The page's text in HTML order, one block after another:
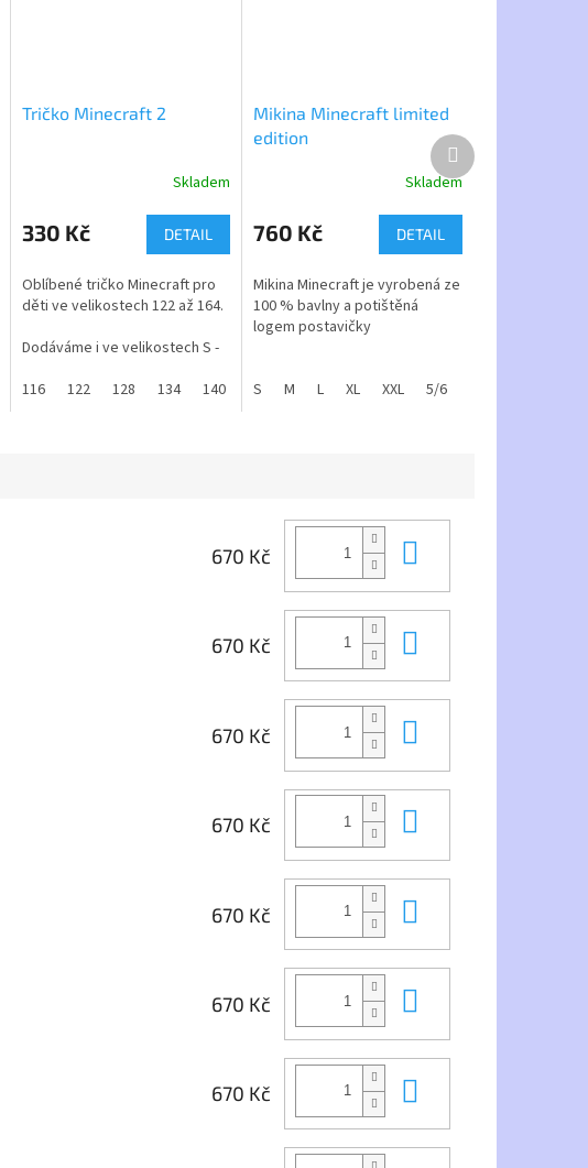
travní zelená navy šedý melír
modrá
Tričko Minecraft 2
produktu
je
z
5
Skladem
330 Kč DETAIL
Oblíbené tričko Minecraft pro
děti ve velikostech 122 až 164.
Dodáváme i ve velikostech S -
trička můžete zkontrolovat dle
116 122 128 134 140 146 152 158 164
Mikina Minecraft limited
edition
produktu
je
z
5
hvězdiček.
Skladem
760 Kč DETAIL
Mikina Minecraft je vyrobená ze
100 % bavlny a potištěná
logem postavičky
Gramáž:280 g/m
Zboží dodáme do 5 dnů ,pokud
potřebujete rychlejší dodání,
neváhejte napsat do poznámky
v závěrečném kroku
objednávky. Objednávku si
můžete také vyzvednout
osobně na naší kamenné
na Praze 9 v Hloubětíně.
S M L XL XXL 5/6
Další
produkt
670 Kč
670 Kč
670 Kč
670 Kč
670 Kč
670 Kč
670 Kč